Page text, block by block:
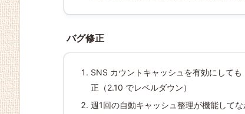
バグ修正
SNS カウントキャッシュを有効にして
正（2.10 でレベルダウン）
週1回の自動キャッシュ整理が機能して